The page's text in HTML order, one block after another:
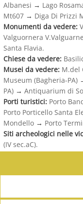
Albanesi → Lago
Mt607 → Diga Di Prizzi
Monumenti da vedere:
Valguornera
Santa Flavia.
Chiese da vedere:
Musei da vedere: M.del
Museum (Bagheria-PA)
PA) → Antiquarium di
Porti turistici: Porto
Porto Porticello Santa
Mondello → Porto
Siti archeologici nelle
(IV sec.aC).